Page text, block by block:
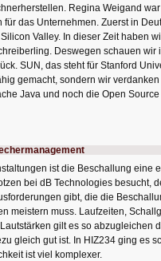
Regina Weigand
für das Unternehmen. Zuerst in
Valley. In dieser Zeit haben
Deswegen schauen wir
SUN, das steht für Stanford
gemacht, sondern wir
Java und noch die Open
ist die Beschallung eine
bei dB Technologies besucht,
gibt, die die
meistern muss. Laufzeiten,
gilt es so abzugleichen
gleich gut ist. In HIZ234 ging es
ist viel komplexer.